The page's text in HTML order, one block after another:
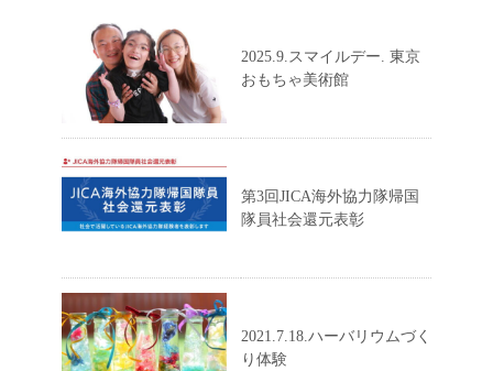
2025.9.スマイルデー. 東京
おもちゃ美術館
第3回JICA海外協力隊帰国
隊員社会還元表彰
2021.7.18.ハーバリウムづく
り体験